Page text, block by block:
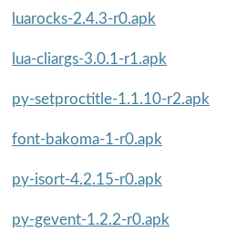
luarocks-2.4.3-r0.apk
lua-cliargs-3.0.1-r1.apk
py-setproctitle-1.1.10-r2.apk
font-bakoma-1-r0.apk
py-isort-4.2.15-r0.apk
py-gevent-1.2.2-r0.apk